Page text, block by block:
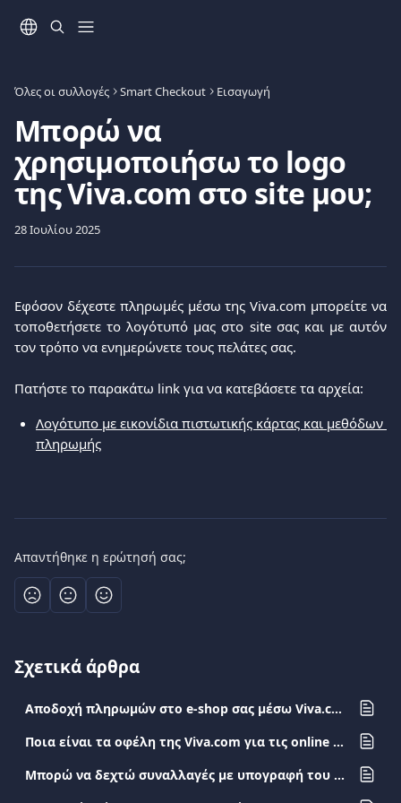
Όλες οι συλλογές Smart Checkout Εισαγωγή
Μπορώ να
χρησιμοποιήσω το logo
της Viva.com στο site μου;
28 Ιουλίου 2025
Εφόσον δέχεστε πληρωμές μέσω της Viva.com μπορείτε να
τοποθετήσετε το λογότυπό μας στο site σας και με αυτόν
τον τρόπο να ενημερώνετε τους πελάτες σας.
Πατήστε το παρακάτω link για να κατεβάσετε τα αρχεία:
Λογότυπο με εικονίδια πιστωτικής κάρτας και μεθόδων
πληρωμής
Απαντήθηκε η ερώτησή σας;
Σχετικά άρθρα
Αποδοχή πληρωμών στο e-shop σας μέσω Viva.com
Ποια είναι τα οφέλη της Viva.com για τις online πληρωμές;
Μπορώ να δεχτώ συναλλαγές με υπογραφή του κατόχου της κάρτας στην απόδειξη;